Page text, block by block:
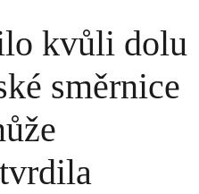
kvůli dolu
směrnice